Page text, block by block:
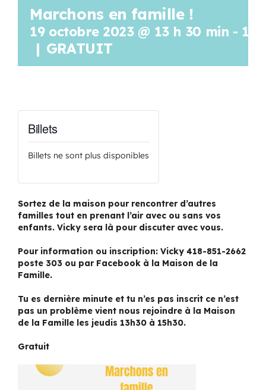
Programmation
Mon Compte
OFFRES D’EMPLOI
Marchons en famille !
19 octobre 2023 @ 13 h 30 min - 15
| GRATUIT
Billets
Billets ne sont plus disponibles
Sortez de la maison pour rencontrer d’autres
familles tout en prenant l’air avec ou sans vos
enfants. Vicky sera là pour discuter avec vous.
Pour information ou inscription: Vicky 418-851-2662
poste 303 ou par Facebook à la Maison de la
Famille.
Tu es dernière minute et tu n’es pas inscrit ce n’est
pas un problème vient nous rejoindre à la Maison
de la Famille les jeudis 13h30 à 15h30.
Gratuit